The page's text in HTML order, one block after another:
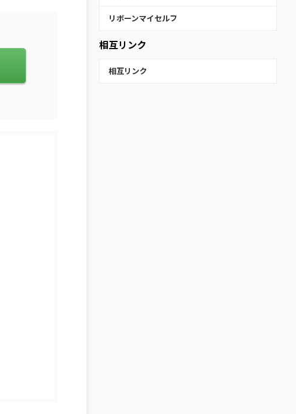
リボーンマイセルフ
相互リンク
相互リンク